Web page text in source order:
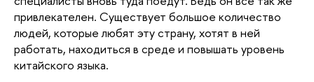
привлекателен. Существует большое количество
людей, которые любят эту страну, хотят в ней
работать, находиться в среде и повышать уровень
китайского языка.